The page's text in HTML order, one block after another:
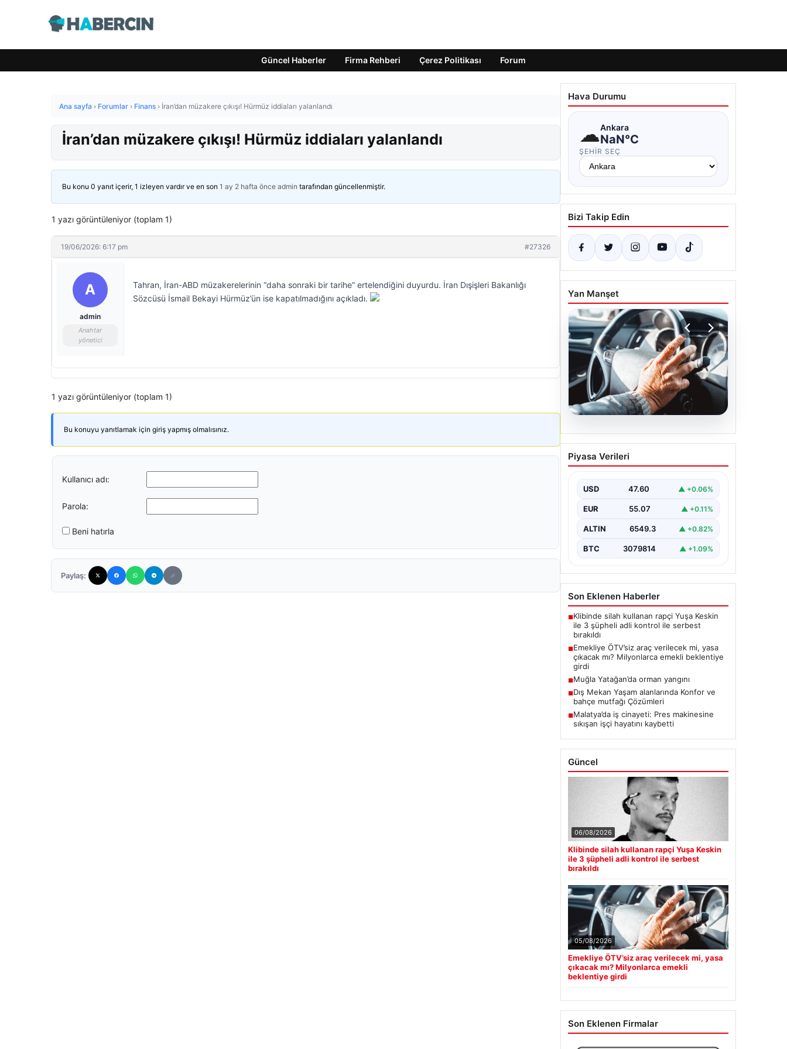
Güncel Haberler Firma Rehberi Çerez Politikası Forum
Ana sayfa › Forumlar › Finans › İran’dan müzakere çıkışı! Hürmüz iddiaları yalanlandı
İran’dan müzakere çıkışı! Hürmüz iddiaları yalanlandı
Bu konu 0 yanıt içerir, 1 izleyen vardır ve en son 1 ay 2 hafta önce admin tarafından güncellenmiştir.
1 yazı görüntüleniyor (toplam 1)
19/06/2026: 6:17 pm #27326
A
admin
Anahtar
yönetici
Tahran, İran-ABD müzakerelerinin “daha sonraki bir tarihe” ertelendiğini duyurdu. İran Dışişleri Bakanlığı
Sözcüsü İsmail Bekayi Hürmüz’ün ise kapatılmadığını açıkladı.
1 yazı görüntüleniyor (toplam 1)
Bu konuyu yanıtlamak için giriş yapmış olmalısınız.
Kullanıcı adı:
Parola:
Beni hatırla
Paylaş:
Hava Durumu
☁Ankara
NaN°C
ŞEHIR SEÇ
Bizi Takip Edin
Yan Manşet
05.08.2026
Emekliye ÖTV’siz araç
verilecek mi, yasa çıkacak
beklentiye girdi
Piyasa Verileri
USD 47.60 ▲ +0.06%
EUR 55.07 ▲ +0.11%
ALTIN 6549.3 ▲ +0.82%
BTC 3079814 ▲ +1.09%
Son Eklenen Haberler
■Klibinde silah kullanan rapçi Yuşa Keskin
ile 3 şüpheli adli kontrol ile serbest
bırakıldı
■Emekliye ÖTV’siz araç verilecek mi, yasa
çıkacak mı? Milyonlarca emekli beklentiye
girdi
■Muğla Yatağan’da orman yangını
■Dış Mekan Yaşam alanlarında Konfor ve
bahçe mutfağı Çözümleri
■Malatya’da iş cinayeti: Pres makinesine
sıkışan işçi hayatını kaybetti
Güncel
06/08/2026
Klibinde silah kullanan rapçi Yuşa Keskin
ile 3 şüpheli adli kontrol ile serbest
bırakıldı
05/08/2026
Emekliye ÖTV’siz araç verilecek mi, yasa
çıkacak mı? Milyonlarca emekli
beklentiye girdi
Son Eklenen Firmalar